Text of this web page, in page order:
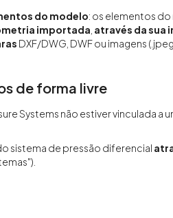
do modelo: os elementos
importada através da sua
DXF/DWG, DWF ou imagens
de forma livre
Systems não estiver vinculada
sistema de pressão diferencial